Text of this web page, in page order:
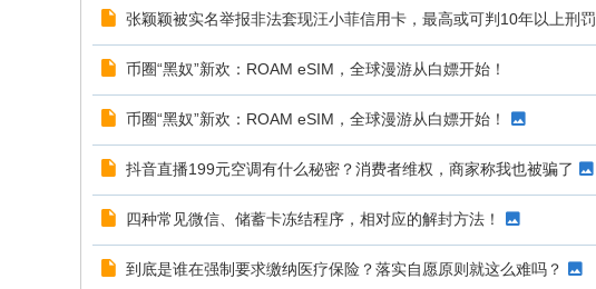
张颖颖被实名举报非法套现汪小菲信用卡，最高或可判10年以上刑罚
币圈“黑奴”新欢：ROAM eSIM，全球漫游从白嫖开始！
币圈“黑奴”新欢：ROAM eSIM，全球漫游从白嫖开始！
抖音直播199元空调有什么秘密？消费者维权，商家称我也被骗了
四种常见微信、储蓄卡冻结程序，相对应的解封方法！
到底是谁在强制要求缴纳医疗保险？落实自愿原则就这么难吗？